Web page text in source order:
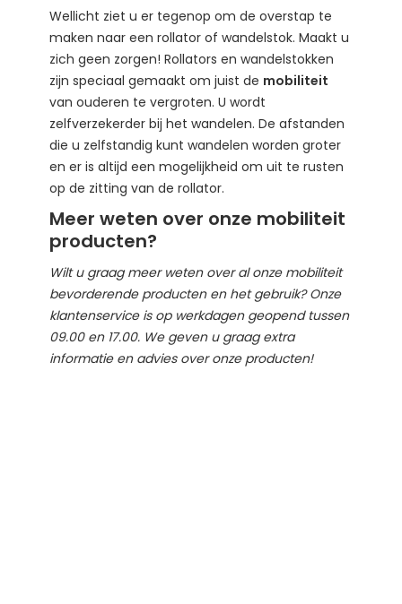
Wellicht ziet u er tegenop om de overstap te
maken naar een rollator of wandelstok. Maakt u
zich geen zorgen! Rollators en wandelstokken
zijn speciaal gemaakt om juist de mobiliteit
van ouderen te vergroten. U wordt
zelfverzekerder bij het wandelen. De afstanden
die u zelfstandig kunt wandelen worden groter
en er is altijd een mogelijkheid om uit te rusten
op de zitting van de rollator.
Meer weten over onze mobiliteit
producten?
Wilt u graag meer weten over al onze mobiliteit
bevorderende producten en het gebruik? Onze
klantenservice is op werkdagen geopend tussen
09.00 en 17.00. We geven u graag extra
informatie en advies over onze producten!